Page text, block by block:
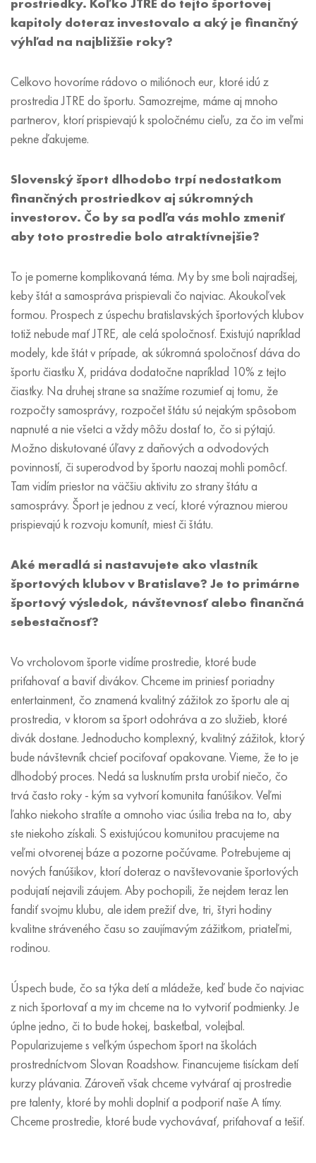
prostriedky. Koľko JTRE do tejto športovej
kapitoly doteraz investovalo a aký je finančný
výhľad na najbližšie roky?
Celkovo hovoríme rádovo o miliónoch eur, ktoré idú z
prostredia JTRE do športu. Samozrejme, máme aj mnoho
partnerov, ktorí prispievajú k spoločnému cieľu, za čo im veľmi
pekne ďakujeme.
Slovenský šport dlhodobo trpí nedostatkom
finančných prostriedkov aj súkromných
investorov. Čo by sa podľa vás mohlo zmeniť
aby toto prostredie bolo atraktívnejšie?
To je pomerne komplikovaná téma. My by sme boli najradšej,
keby štát a samospráva prispievali čo najviac. Akoukoľvek
formou. Prospech z úspechu bratislavských športových klubov
totiž nebude mať JTRE, ale celá spoločnosť. Existujú napríklad
modely, kde štát v prípade, ak súkromná spoločnosť dáva do
športu čiastku X, pridáva dodatočne napríklad 10% z tejto
čiastky. Na druhej strane sa snažíme rozumieť aj tomu, že
rozpočty samosprávy, rozpočet štátu sú nejakým spôsobom
napnuté a nie všetci a vždy môžu dostať to, čo si pýtajú.
Možno diskutované úľavy z daňových a odvodových
povinností, či superodvod by športu naozaj mohli pomôcť.
Tam vidím priestor na väčšiu aktivitu zo strany štátu a
samosprávy. Šport je jednou z vecí, ktoré výraznou mierou
prispievajú k rozvoju komunít, miest či štátu.
Aké meradlá si nastavujete ako vlastník
športových klubov v Bratislave? Je to primárne
športový výsledok, návštevnosť alebo finančná
sebestačnosť?
Vo vrcholovom športe vidíme prostredie, ktoré bude
priťahovať a baviť divákov. Chceme im priniesť poriadny
entertainment, čo znamená kvalitný zážitok zo športu ale aj
prostredia, v ktorom sa šport odohráva a zo služieb, ktoré
divák dostane. Jednoducho komplexný, kvalitný zážitok, ktorý
bude návštevník chcieť pociťovať opakovane. Vieme, že to je
dlhodobý proces. Nedá sa lusknutím prsta urobiť niečo, čo
trvá často roky - kým sa vytvorí komunita fanúšikov. Veľmi
ľahko niekoho stratíte a omnoho viac úsilia treba na to, aby
ste niekoho získali. S existujúcou komunitou pracujeme na
veľmi otvorenej báze a pozorne počúvame. Potrebujeme aj
nových fanúšikov, ktorí doteraz o navštevovanie športových
podujatí nejavili záujem. Aby pochopili, že nejdem teraz len
fandiť svojmu klubu, ale idem prežiť dve, tri, štyri hodiny
kvalitne stráveného času so zaujímavým zážitkom, priateľmi,
rodinou.
Úspech bude, čo sa týka detí a mládeže, keď bude čo najviac
z nich športovať a my im chceme na to vytvoriť podmienky. Je
úplne jedno, či to bude hokej, basketbal, volejbal.
Popularizujeme s veľkým úspechom šport na školách
prostredníctvom Slovan Roadshow. Financujeme tisíckam detí
kurzy plávania. Zároveň však chceme vytvárať aj prostredie
pre talenty, ktoré by mohli doplniť a podporiť naše A tímy.
Chceme prostredie, ktoré bude vychovávať, priťahovať a tešiť.